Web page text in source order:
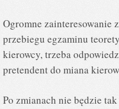
Ogromne zainteresowanie
przebiegu egzaminu
kierowcy, trzeba
pretendent do miana
Po zmianach nie będzie